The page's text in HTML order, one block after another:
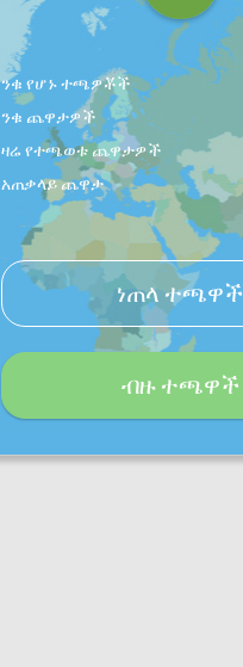
ንቁ የሆኑ ተጫዎቾች
ንቁ ጨዋታዎች
ዛሬ የተጫወቱ ጨዋታዎች
አጠቃላይ ጨዋታ
ነጠላ ተጫዋች
ብዙ ተጫዋች